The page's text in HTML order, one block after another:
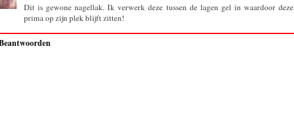
Dit is gewone nagellak. Ik verwerk deze tussen de lagen gel in waardoor deze
prima op zijn plek blijft zitten!